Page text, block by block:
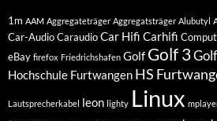
1m AAM Aggregateträger Aggregatsträger Alubutyl
Car-AudioCaraudioCar Hifi Carhifi
eBay firefox Friedrichshafen Golf Golf 3
Hochschule Furtwangen HS
Lautsprecherkabel leon lighty Linux